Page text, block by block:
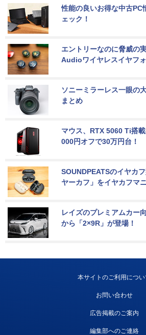
性能の良いお得な中古PC
ェック！
エントリーなのに脅威の
Audioワイヤレスイヤフ
ソニーミラーレス一眼の
まとめ
マウス、RTX 5060 Ti搭
000円オフで30万円台！
SOUNDPEATSのイヤカ
ヤーカフ」をイヤカフマ
レイズのプレミアムカー
から「2×9R」が登場！
本サイトのご利用につい
お問い合わせ
広告掲載のご案内
編集部へのご連絡